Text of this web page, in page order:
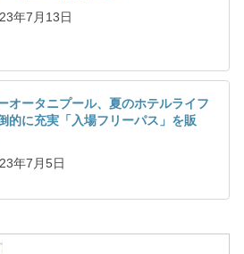
年7月13日
オータニプール、夏のホテルライフ
的に充実「入場フリーパス」を販
年7月5日